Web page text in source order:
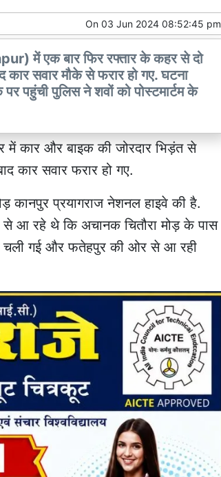
On 03 Jun 2024 08:52:45 pm
में एक बार फिर रफ्तार के कहर से दो
कार सवार मौके से फरार हो गए. घटना
पहुंची पुलिस ने शवों को पोस्टमार्टम के
में कार और बाइक की जोरदार भिड़ंत से
कार सवार फरार हो गए.
कानपुर प्रयागराज नेशनल हाइवे की है.
से आ रहे थे कि अचानक चितौरा मोड़ के पास
चली गई और फतेहपुर की ओर से आ रही